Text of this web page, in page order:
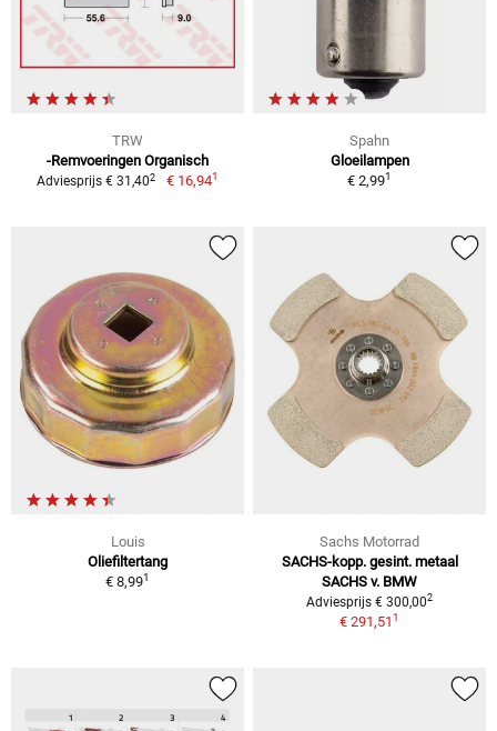
TRW
-Remvoeringen Organisch
Adviesprijs € 31,402 € 16,941
Spahn
Gloeilampen
€ 2,991
Louis
Oliefiltertang
€ 8,991
Sachs Motorrad
SACHS-kopp. gesint. metaal
SACHS v. BMW
Adviesprijs € 300,002
€ 291,511